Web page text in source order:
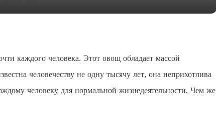
каждого человека. Этот овощ обладает массой
человечеству не одну тысячу лет, она неприхотлива
человеку для нормальной жизнедеятельности. Чем же